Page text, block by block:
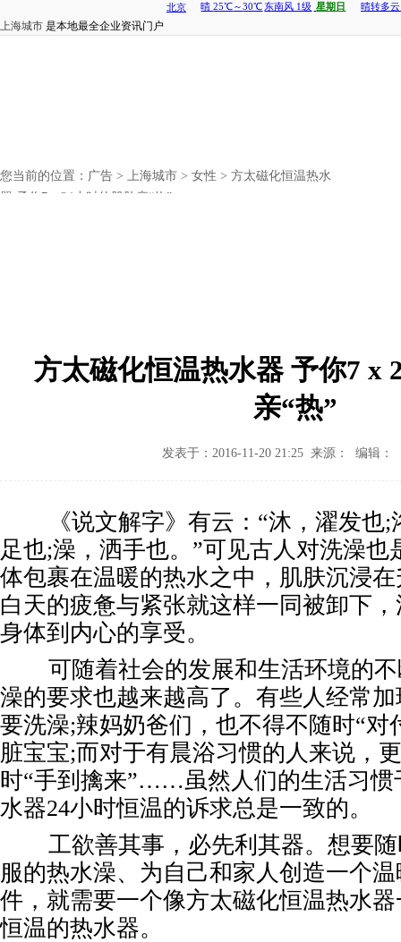
上海城市 是本地最全企业资讯门户
您当前的位置： 广告 > 上海城市 > 女性 > 方太磁化恒温热水
器 予你7 x 24小时的肌肤亲“热”
方太磁化恒温热水器 予你7 x
亲“热”
发表于：2016-11-20 21:25 来源： 编辑：
《说文解字》有云：“沐，濯发也;
足也;澡，洒手也。”可见古人对洗澡也
体包裹在温暖的热水之中，肌肤沉浸
白天的疲惫与紧张就这样一同被卸下
身体到内心的享受。
可随着社会的发展和生活环境的不
澡的要求也越来越高了。有些人经常
要洗澡;辣妈奶爸们，也不得不随时“对
脏宝宝;而对于有晨浴习惯的人来说，
时“手到擒来”……虽然人们的生活习惯
水器24小时恒温的诉求总是一致的。
工欲善其事，必先利其器。想要随
服的热水澡、为自己和家人创造一个
件，就需要一个像方太磁化恒温热水
恒温的热水器。